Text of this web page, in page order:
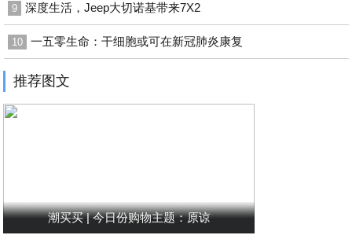
9 深度生活，Jeep大切诺基带来7X2
10 一五零生命：干细胞或可在新冠肺炎康复
推荐图文
潮买买 | 今日份购物主题：原谅